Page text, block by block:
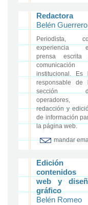
Redactora
Belén Guerrero
Periodista,
experiencia
prensa escrita
comunicación
institucional. Es
responsable de
sección
operadores,
redacción y
de información
la página web.
mandar
Edición
contenidos
web y
gráfico
Belén Romeo